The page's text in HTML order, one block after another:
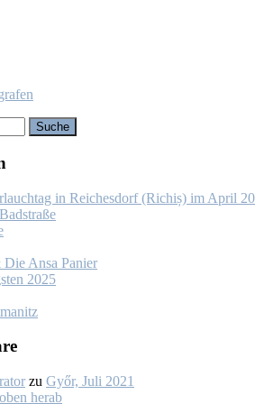
in Rei­ches­dorf (Ri­chiș) im April
An­sa Pa­nier
2025
zu Győr, Ju­li 2021
her­ab